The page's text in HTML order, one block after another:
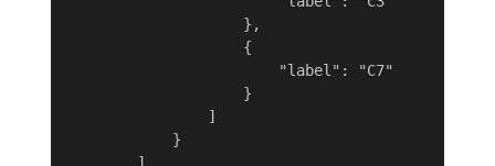
                    },
                    {
                        "label": "C7"
                    }
                ]
            }